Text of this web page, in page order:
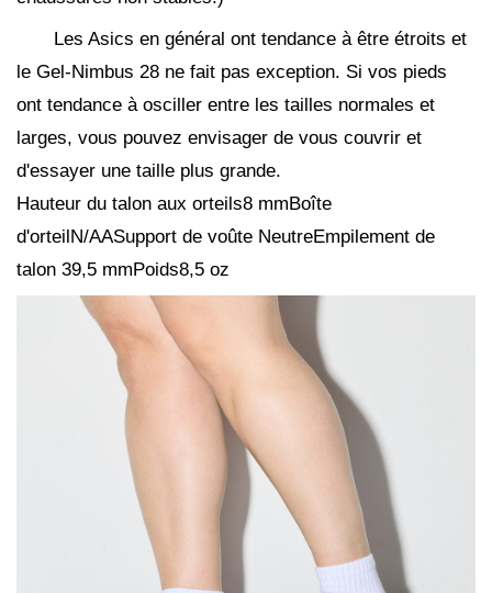
Les Asics en général ont tendance à être étroits et
le Gel-Nimbus 28 ne fait pas exception. Si vos pieds
ont tendance à osciller entre les tailles normales et
larges, vous pouvez envisager de vous couvrir et
d'essayer une taille plus grande.
Hauteur du talon aux orteils8 mmBoîte
d'orteilN/AASupport de voûte NeutreEmpilement de
talon 39,5 mmPoids8,5 oz